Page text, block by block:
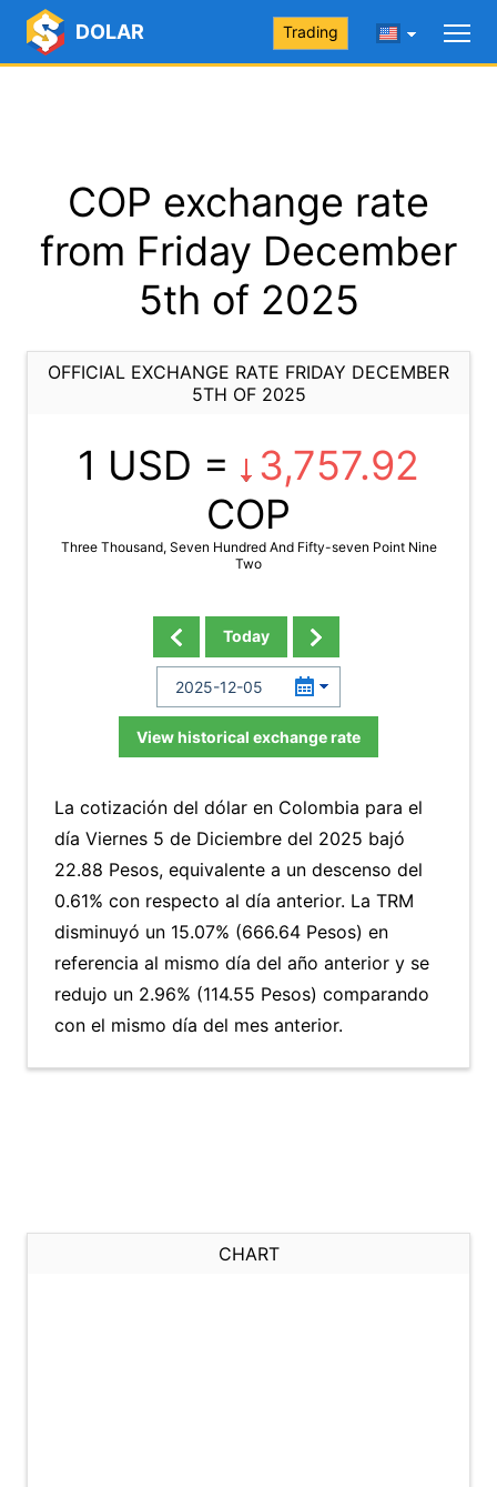
DOLAR Trading
COP exchange rate
from Friday December
5th of 2025
OFFICIAL EXCHANGE RATE FRIDAY DECEMBER
5TH OF 2025
1 USD =
3,757.92
COP
Three Thousand, Seven Hundred And Fifty-seven Point Nine
Two
Today
View historical exchange rate
La cotización del dólar en Colombia para el
día Viernes 5 de Diciembre del 2025 bajó
22.88 Pesos, equivalente a un descenso del
0.61% con respecto al día anterior. La TRM
disminuyó un 15.07% (666.64 Pesos) en
referencia al mismo día del año anterior y se
redujo un 2.96% (114.55 Pesos) comparando
con el mismo día del mes anterior.
CHART